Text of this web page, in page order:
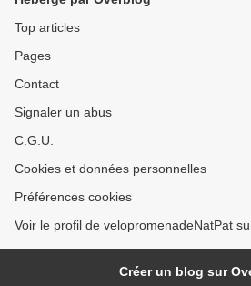
Top articles
Pages
Contact
Signaler un abus
C.G.U.
Cookies et données personnelles
Préférences cookies
Voir le profil de velopromenadeNatPat
Créer un blog sur